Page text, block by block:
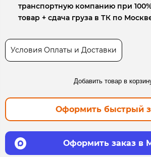
транспортную компанию при
товар + сдача груза в ТК по
Условия Оплаты и Доставки
Добавить товар в
Оформить быстрый
Оформить заказ в